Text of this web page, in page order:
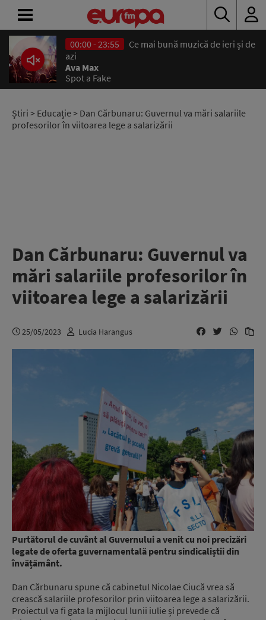
00:00 - 23:55
Ce mai bună muzică de ieri și de
azi
Ava Max
Spot a Fake
Știri > Educație> Dan Cărbunaru: Guvernul va mări salariile
profesorilor în viitoarea lege a salarizării
Dan Cărbunaru: Guvernul va
mări salariile profesorilor în
viitoarea lege a salarizării
25/05/2023 Lucia Harangus
Purtătorul de cuvânt al Guvernului a venit cu noi precizări
legate de oferta guvernamentală pentru sindicaliștii din
învățământ.
Dan Cărbunaru spune că cabinetul Nicolae Ciucă vrea să
crească salariile profesorilor prin viitoarea lege a salarizării.
Proiectul va fi gata la mijlocul lunii iulie și prevede că
ACASĂ
ȘTIRI
RADIO